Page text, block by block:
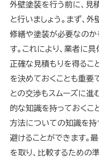
外壁塗装を行う前に、見
と行いましょう。まず、
修繕や塗装が必要なのか
す。これにより、業者に
正確な見積もりを得るこ
を決めておくことも重要
との交渉もスムーズに進
的な知識を持っておくこ
方法についての知識を持
避けることができます。
を取り、比較するための